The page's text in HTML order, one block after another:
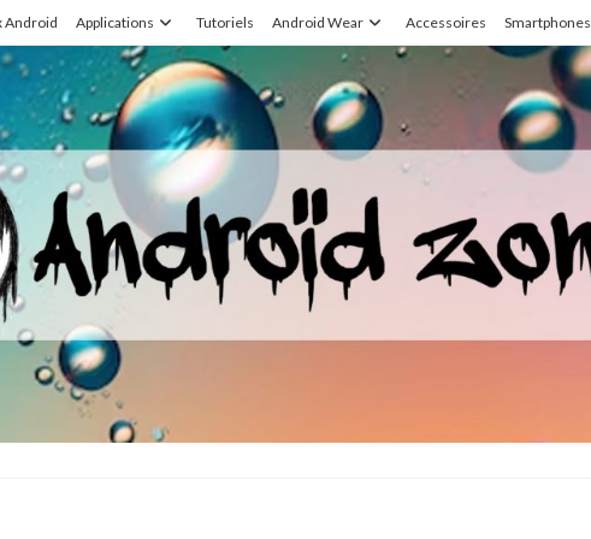
Android Applications Tutoriels Android Wear Accessoires Smartphones